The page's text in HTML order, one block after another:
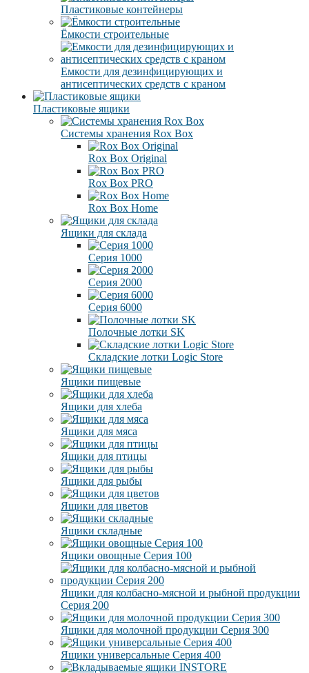
Пластиковые контейнеры
Ёмкости строительные
Емкости для дезинфицирующих и
антисептических средств с краном
Пластиковые ящики
Системы хранения Rox Box
Rox Box Original
Rox Box PRO
Rox Box Home
Ящики для склада
Серия 1000
Серия 2000
Серия 6000
Полочные лотки SK
Складские лотки Logic Store
Ящики пищевые
Ящики для хлеба
Ящики для мяса
Ящики для птицы
Ящики для рыбы
Ящики для цветов
Ящики складные
Ящики овощные Серия 100
Ящики для колбасно-мясной и рыбной продукции
Серия 200
Ящики для молочной продукции Серия 300
Ящики универсальные Серия 400